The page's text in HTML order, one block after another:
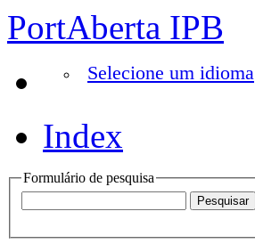
PortAberta IPB
Selecione um idioma
Index
Formulário de pesquisa